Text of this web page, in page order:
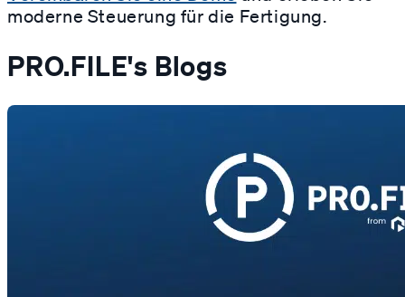
moderne Steuerung für die Fertigung.
PRO.FILE's Blogs